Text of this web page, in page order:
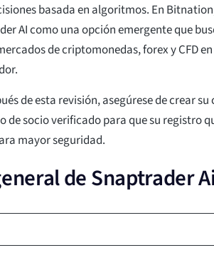
basada en algoritmos. En
AI como una opción emergente que
de criptomonedas, forex y CFD
de esta revisión, asegúrese de crear su
de socio verificado para que su registro
mayor seguridad.
de Snaptrader Ai